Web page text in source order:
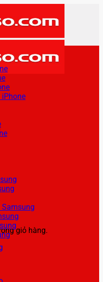
giỏ hàng.
iPhone
Samsung